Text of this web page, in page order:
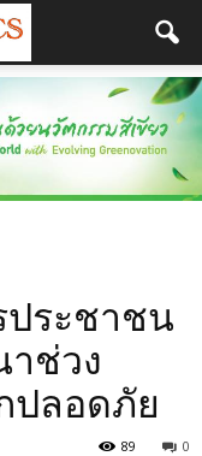
ระชาชน
าช่วง
ปลอดภัย
0
89